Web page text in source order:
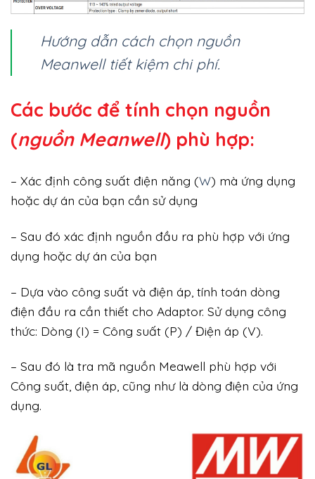
Hướng dẫn cách chọn nguồn
Meanwell tiết kiệm chi phí.
Các bước để tính chọn nguồn
(nguồn Meanwell) phù hợp:
– Xác định công suất điện năng (W) mà ứng dụng
hoặc dự án của bạn cần sử dụng
– Sau đó xác định nguồn đầu ra phù hợp với ứng
dụng hoặc dự án của bạn
– Dựa vào công suất và điện áp, tính toán dòng
điện đầu ra cần thiết cho Adaptor. Sử dụng công
thức: Dòng (I) = Công suất (P) / Điện áp (V).
– Sau đó là tra mã nguồn Meawell phù hợp với
Công suất, điện áp, cũng như là dòng điện của ứng
dụng.